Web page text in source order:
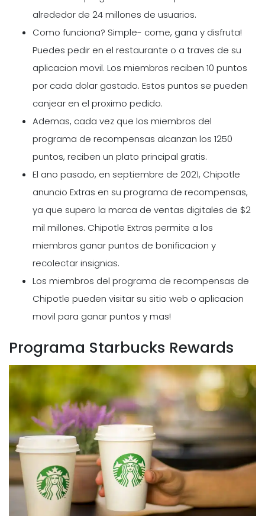
alrededor de 24 millones de usuarios.
Como funciona? Simple- come, gana y disfruta!
Puedes pedir en el restaurante o a traves de su
aplicacion movil. Los miembros reciben 10 puntos
por cada dolar gastado. Estos puntos se pueden
canjear en el proximo pedido.
Ademas, cada vez que los miembros del
programa de recompensas alcanzan los 1250
puntos, reciben un plato principal gratis.
El ano pasado, en septiembre de 2021, Chipotle
anuncio Extras en su programa de recompensas,
ya que supero la marca de ventas digitales de $2
mil millones. Chipotle Extras permite a los
miembros ganar puntos de bonificacion y
recolectar insignias.
Los miembros del programa de recompensas de
Chipotle pueden visitar su sitio web o aplicacion
movil para ganar puntos y mas!
Programa Starbucks Rewards